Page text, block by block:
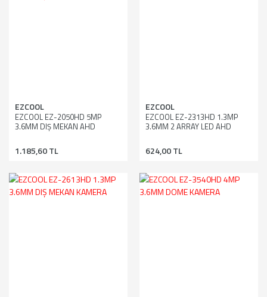
EZCOOL
EZCOOL EZ-2050HD 5MP
3.6MM DIŞ MEKAN AHD
1.185,60 TL
EZCOOL
EZCOOL EZ-2313HD 1.3MP
3.6MM 2 ARRAY LED AHD
624,00 TL